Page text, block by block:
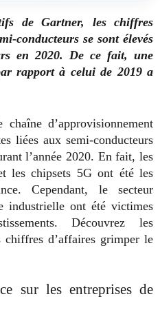
de Gartner, les chiffres
conducteurs se sont élevés
en 2020. De ce fait, une
rapport à celui de 2019 a
d’approvisionnement
liées aux semi-conducteurs
l’année 2020. En fait, les
les chipsets 5G ont été les
Cependant, le secteur
industrielle ont été victimes
Découvrez les
d’affaires grimper le
sur les entreprises de